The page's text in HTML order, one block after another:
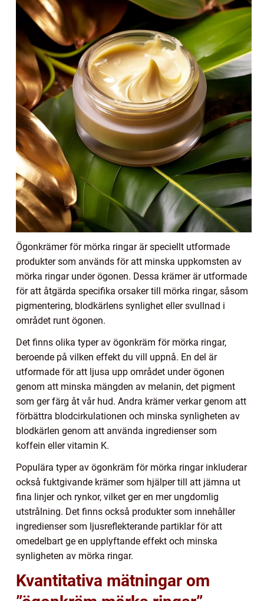
Ögonkrämer för mörka ringar är speciellt utformade
produkter som används för att minska uppkomsten av
mörka ringar under ögonen. Dessa krämer är utformade
för att åtgärda specifika orsaker till mörka ringar, såsom
pigmentering, blodkärlens synlighet eller svullnad i
området runt ögonen.
Det finns olika typer av ögonkräm för mörka ringar,
beroende på vilken effekt du vill uppnå. En del är
utformade för att ljusa upp området under ögonen
genom att minska mängden av melanin, det pigment
som ger färg åt vår hud. Andra krämer verkar genom att
förbättra blodcirkulationen och minska synligheten av
blodkärlen genom att använda ingredienser som
koffein eller vitamin K.
Populära typer av ögonkräm för mörka ringar inkluderar
också fuktgivande krämer som hjälper till att jämna ut
fina linjer och rynkor, vilket ger en mer ungdomlig
utstrålning. Det finns också produkter som innehåller
ingredienser som ljusreflekterande partiklar för att
omedelbart ge en upplyftande effekt och minska
synligheten av mörka ringar.
Kvantitativa mätningar om